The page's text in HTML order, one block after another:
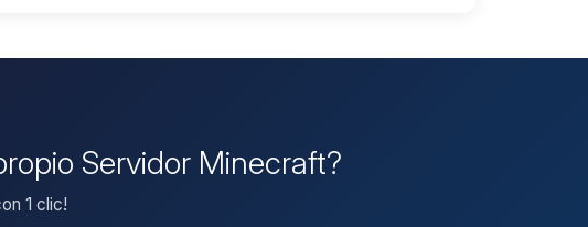
Servidor Minecraft?
1 clic!